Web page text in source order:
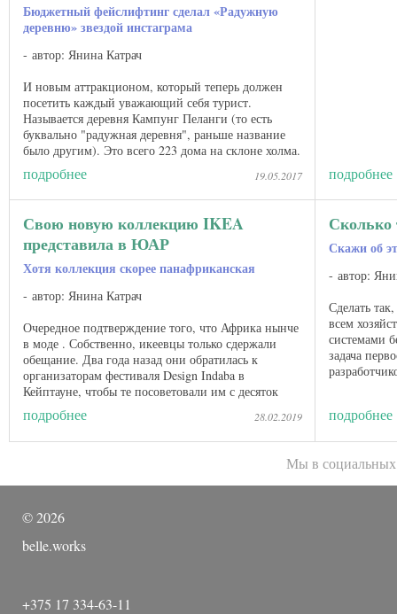
Бюджетный фейслифтинг сделал «Радужную
деревню» звездой инстаграма
автор: Янина Катрач
И новым аттракционом, который теперь должен
посетить каждый уважающий себя турист.
Называется деревня Кампунг Пеланги (то есть
буквально "радужная деревня", раньше название
было другим). Это всего 223 дома на склоне холма.
Но производят они очень ...
подробнее 19.05.2017 подробнее
Свою новую коллекцию IKEA
представила в ЮАР
Хотя коллекция скорее панафриканская
автор: Янина Катрач
Очередное подтверждение того, что Африка нынче
в моде . Собственно, икеевцы только сдержали
обещание. Два года назад они обратилась к
организаторам фестиваля Design Indaba в
Кейптауне, чтобы те посоветовали им с десяток
местных творцов. Дизайнеров ...
подробнее 28.02.2019
Сколько
Скажи об
автор:
Сделать
всем
системами
задача
подробнее
©2026
belle.works
+375 17 334-63-11
Мы в социальных